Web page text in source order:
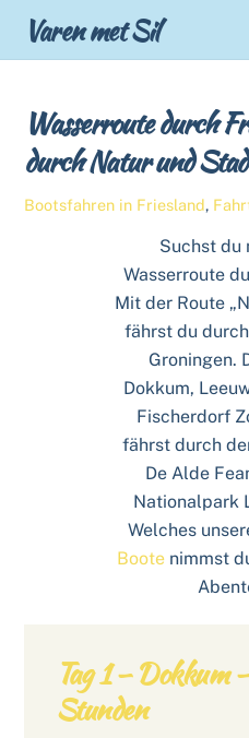
Varen met Sil
Wasserroute durch
durch Natur und
Bootsfahren in Friesland,
Suchst du
Wasserroute
Mit der Route
fährst du
Groningen.
Dokkum,
Fischerdorf
fährst durch
De Alde
Nationalpark
Welches
Boote nimmst
Tag 1 – Dokkum
Stunden